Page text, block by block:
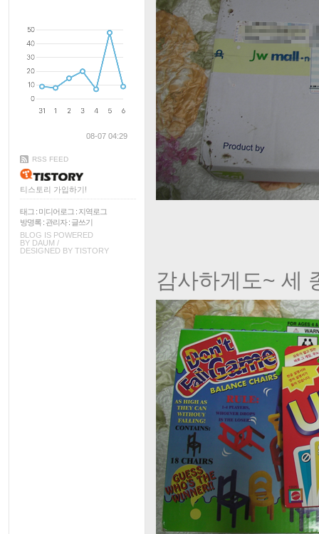
08-07 04:29
RSS FEED
티스토리 가입하기!
태그 : 미디어로그 : 지역로그
방명록 : 관리자: 글쓰기
BLOG IS POWERED
BY DAUM /
DESIGNED BY TISTORY
감사하게도~ 세